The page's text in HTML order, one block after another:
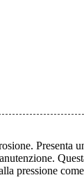
Presenta
pressione